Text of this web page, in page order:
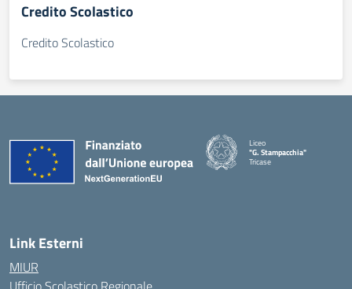
Credito Scolastico
Credito Scolastico
Liceo
"G. Stampacchia"
Tricase
Link Esterni
MIUR